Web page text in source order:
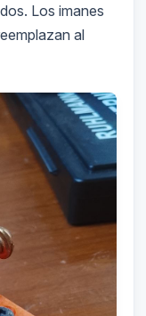
Los imanes
al